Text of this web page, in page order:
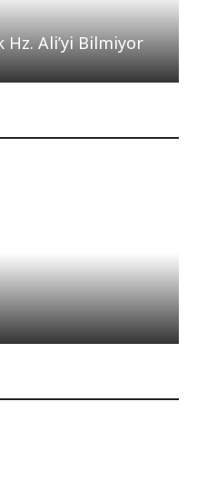
Ali’yi Bilmiyor